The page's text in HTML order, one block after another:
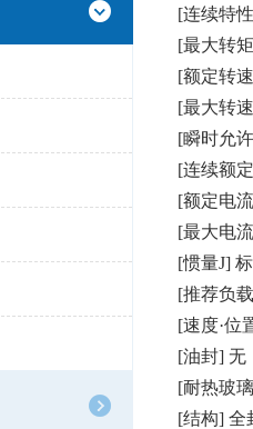
[连续特
[最大转
[额定转
[最大转
[瞬时允
[连续额
[额定电
[最大电
[惯量J]
[推荐负
[速度·位
[油封] 无
[耐热玻
[结构] 全